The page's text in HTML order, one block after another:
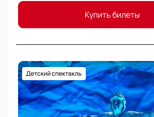
Купить билеты
Детский спектакль